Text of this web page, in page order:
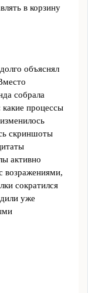
в корзину
объяснял
собрала
процессы
скриншоты
активно
возражениями,
сократился
уже